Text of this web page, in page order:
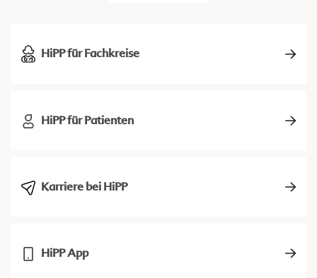
HiPP für Fachkreise
HiPP für Patienten
Karriere bei HiPP
HiPP App